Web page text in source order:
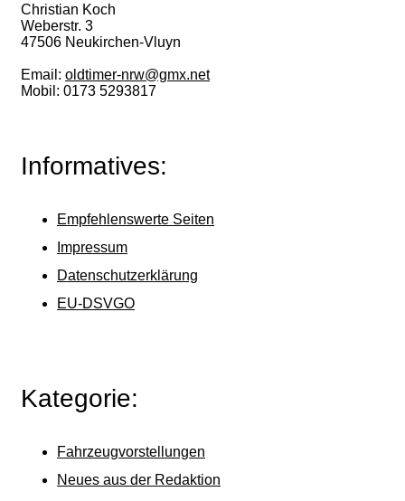
Christian Koch
Weberstr. 3
47506 Neukirchen-Vluyn
Email: oldtimer-nrw@gmx.net
Mobil: 0173 5293817
Informatives:
Empfehlenswerte Seiten
Impressum
Datenschutzerklärung
EU-DSVGO
Kategorie:
Fahrzeugvorstellungen
Neues aus der Redaktion